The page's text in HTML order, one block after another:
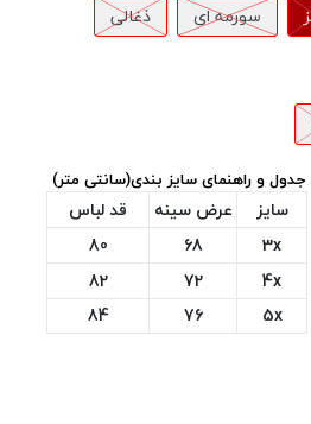
سورمه ای ذغالی
جدول و راهنمای سایز بندی(سانتی متر)
سایز عرض سینه
قد لباس
3x
68
80
4x
72
82
5x
76
84